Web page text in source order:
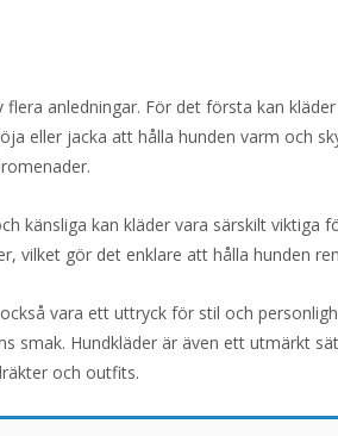
anledningar. För det första kan
eller jacka att hålla hunden varm och
känsliga kan kläder vara särskilt viktiga
vilket gör det enklare att hålla hunden
vara ett uttryck för stil och
smak. Hundkläder är även ett utmärkt
och outfits.